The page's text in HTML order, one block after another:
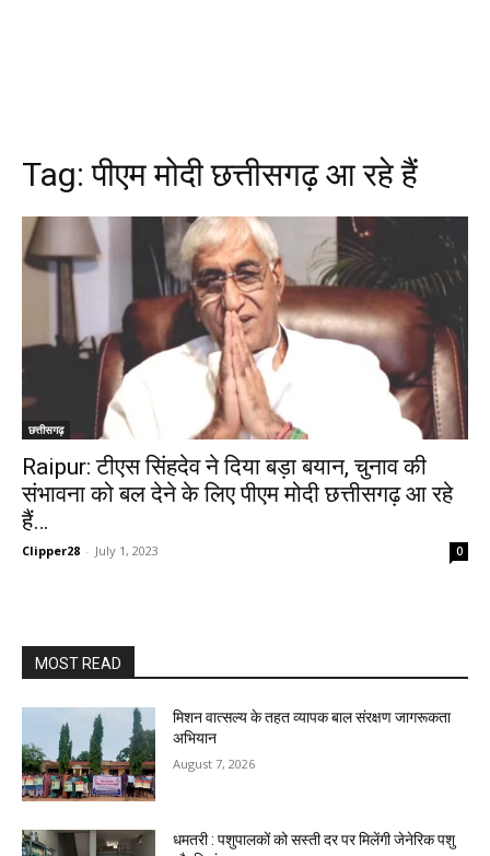
Tag:पीएम मोदी छत्तीसगढ़ आ रहे हैं
छत्तीसगढ़
Raipur: टीएस सिंहदेव ने दिया बड़ा बयान, चुनाव की
संभावना को बल देने के लिए पीएम मोदी छत्तीसगढ़ आ रहे
हैं…
Clipper28 - July 1, 2023 0
MOST READ
मिशन वात्सल्य के तहत व्यापक बाल संरक्षण जागरूकता
अभियान
August 7, 2026
धमतरी : पशुपालकों को सस्ती दर पर मिलेंगी जेनेरिक पशु